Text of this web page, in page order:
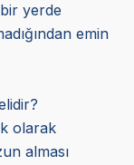
yerde
emin
olarak
alması